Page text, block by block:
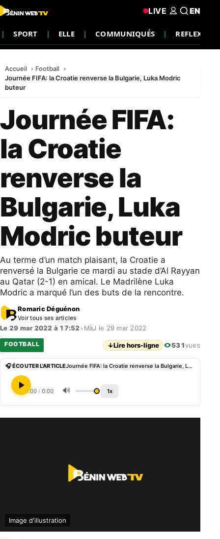
SPORT ELLE COMMUNIQUÉS REFLEXION
LIVE EN
Accueil
Football
Journée FIFA: la Croatie renverse la Bulgarie, Luka Modric
buteur
Journée FIFA:
la Croatie
renverse la
Bulgarie, Luka
Modric buteur
Au terme d’un match plaisant, la Croatie a
renversé la Bulgarie ce mardi au stade d’Al Rayyan
au Qatar (2-1) en amical. Le Madrilène Luka
Modric a marqué l’un des buts de la rencontre.
Romaric Déguénon
Voir tous ses articles
Le 29 mar 2022 à 17:52 • MàJ le 29 mar 2022
FOOTBALL ↓Lire hors-ligne 531vues
🎧 ÉCOUTER L'ARTICLE Journée FIFA: la Croatie renverse la Bulgarie, Luka Modric buteur
0:00 / 0:00 🔊 1x
Image d'illustration